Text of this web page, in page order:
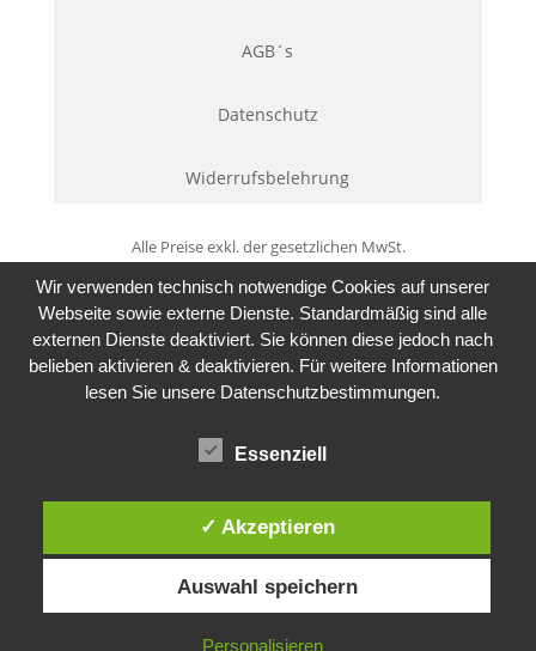
AGB´s
Datenschutz
Widerrufsbelehrung
Alle Preise exkl. der gesetzlichen MwSt.
Wir verwenden technisch notwendige Cookies auf unserer
Webseite sowie externe Dienste. Standardmäßig sind alle
externen Dienste deaktiviert. Sie können diese jedoch nach
belieben aktivieren & deaktivieren. Für weitere Informationen
lesen Sie unsere Datenschutzbestimmungen.
Essenziell
✓ Akzeptieren
Auswahl speichern
Personalisieren